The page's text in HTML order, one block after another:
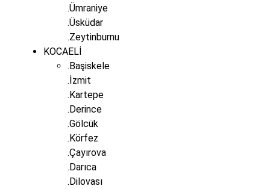
.Ümraniye
.Üsküdar
.Zeytinburnu
KOCAELİ
.Başiskele
.İzmit
.Kartepe
.Derince
.Gölcük
.Körfez
.Çayırova
.Darıca
.Dilovası